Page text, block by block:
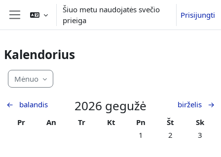
Pereiti į pagrindinį turinį
Šoninis skydelis
Šiuo metu naudojatės svečio
prieiga
Prisijungti
Kalendorius
Mėnuo
← balandis 2026 gegužė birželis
→
Pirmadienis
Pr Antradienis
An Trečiadienis
Tr Ketvirtadienis
Kt Penktadienis
Pn Šeštadienis
Št
Sk
Nėra įvykių,
1 Nėra įvykių,
2 Nėra
3